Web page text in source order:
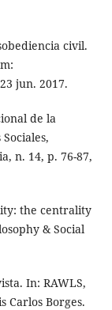
civil.
jun. 2017.
de la
n. 14, p. 76-87,
the centrality
& Social
In: RAWLS,
Carlos Borges.